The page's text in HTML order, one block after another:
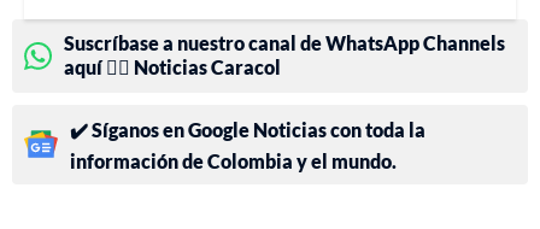
Suscríbase a nuestro canal de WhatsApp Channels
aquí 👉🏻 Noticias Caracol
✔️ Síganos en Google Noticias con toda la
información de Colombia y el mundo.